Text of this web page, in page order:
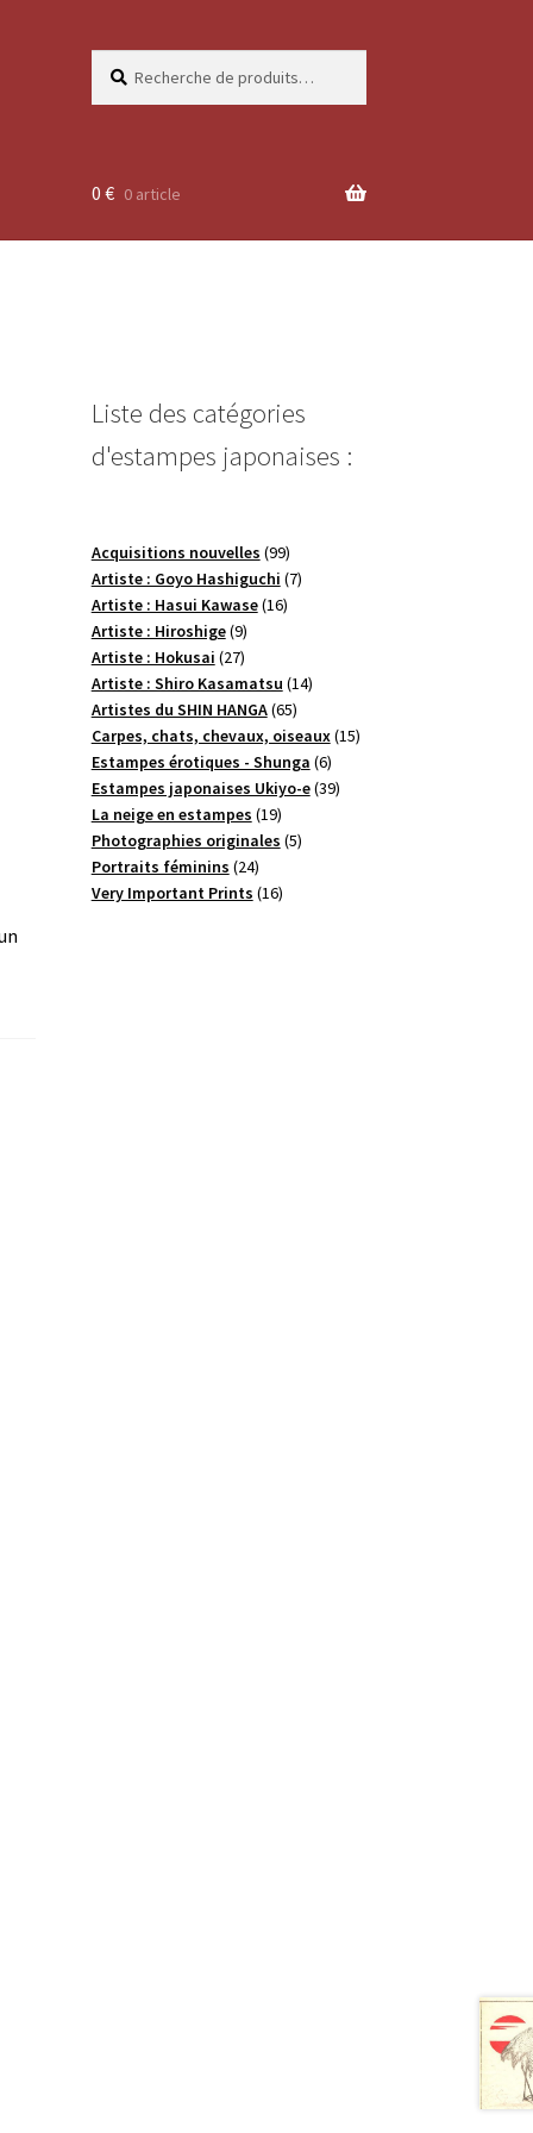
pour :
0 € 0 article
Liste des catégories
d'estampes japonaises :
Acquisitions nouvelles 9999
produits
Artiste : Goyo Hashiguchi 77
Artiste : Hasui Kawase 1616
Artiste : Hiroshige 99
produits
Artiste : Hokusai 2727
produits
Artiste : Shiro Kasamatsu 1414
Artistes du SHIN HANGA 6565
produits
Carpes, chats, chevaux, oiseaux 1515
Estampes érotiques - Shunga 66
produits
Estampes japonaises Ukiyo-e 3939
La neige en estampes 1919
produits
Photographies originales 55
Portraits féminins 2424
produits
Very Important Prints 1616